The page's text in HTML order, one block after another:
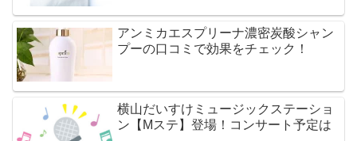
アンミカエスプリーナ濃密炭酸シャン
プーの口コミで効果をチェック！
横山だいすけミュージックステーショ
ン【Mステ】登場！コンサート予定は